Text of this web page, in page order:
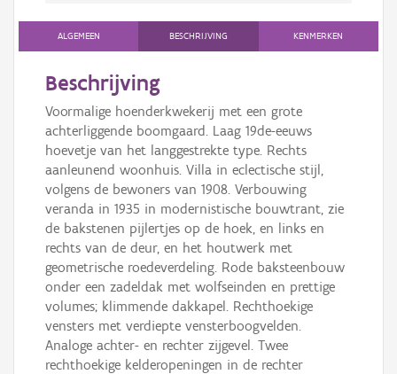
ALGEMEEN BESCHRIJVING KENMERKEN
Beschrijving
Voormalige hoenderkwekerij met een grote
achterliggende boomgaard. Laag 19de-eeuws
hoevetje van het langgestrekte type. Rechts
aanleunend woonhuis. Villa in eclectische stijl,
volgens de bewoners van 1908. Verbouwing
veranda in 1935 in modernistische bouwtrant, zie
de bakstenen pijlertjes op de hoek, en links en
rechts van de deur, en het houtwerk met
geometrische roedeverdeling. Rode baksteenbouw
onder een zadeldak met wolfseinden en prettige
volumes; klimmende dakkapel. Rechthoekige
vensters met verdiepte vensterboogvelden.
Analoge achter- en rechter zijgevel. Twee
rechthoekige kelderopeningen in de rechter